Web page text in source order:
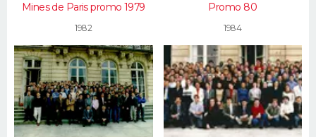
Mines de Paris promo 1979
1982
Promo 80
1984